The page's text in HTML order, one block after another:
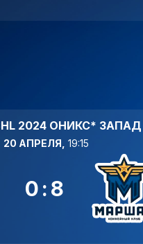
2024 ОНИКС* ЗАПАД
20 АПРЕЛЯ, 19:15
0:8